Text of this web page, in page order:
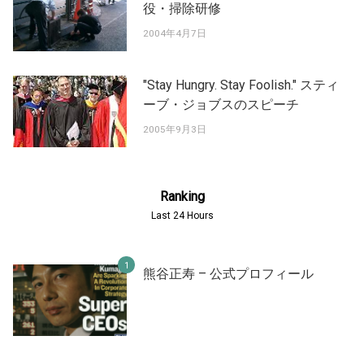
役・掃除研修
2004年4月7日
"Stay Hungry. Stay Foolish." スティ
ーブ・ジョブスのスピーチ
2005年9月3日
Ranking
Last 24 Hours
熊谷正寿 – 公式プロフィール